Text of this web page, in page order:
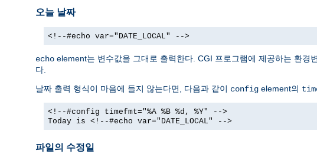
오늘 날짜
<!--#echo var="DATE_LOCAL" -->
echo element는 변수값을 그대로 출력한다. CGI 프로그램에 제공하는 환경
다.
날짜 출력 형식이 마음에 들지 않는다면, 다음과 같이 config element의
<!--#config timefmt="%A %B %d, %Y" -->
Today is <!--#echo var="DATE_LOCAL" -->
파일의 수정일